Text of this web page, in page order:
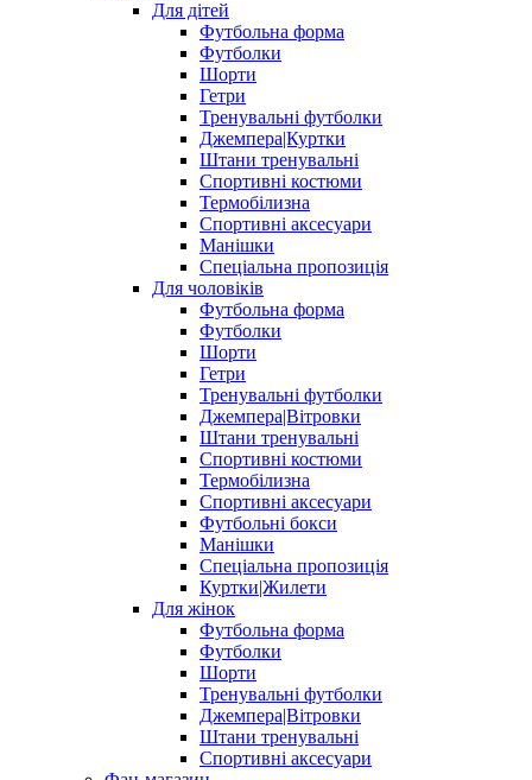
Для дітей
Футбольна форма
Футболки
Шорти
Гетри
Тренувальні футболки
Джемпера|Куртки
Штани тренувальні
Спортивні костюми
Термобілизна
Спортивні аксесуари
Манішки
Спеціальна пропозиція
Для чоловіків
Футбольна форма
Футболки
Шорти
Гетри
Тренувальні футболки
Джемпера|Вітровки
Штани тренувальні
Спортивні костюми
Термобілизна
Спортивні аксесуари
Футбольні бокси
Манішки
Спеціальна пропозиція
Куртки|Жилети
Для жінок
Футбольна форма
Футболки
Шорти
Тренувальні футболки
Джемпера|Вітровки
Штани тренувальні
Спортивні аксесуари